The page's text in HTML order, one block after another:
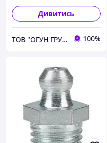
Дивитись
ТОВ "ОГУН ГРУП" 100%